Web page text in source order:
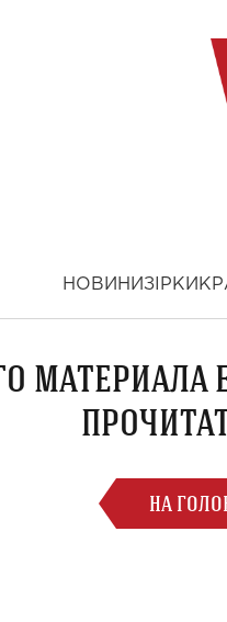
НОВИНИ ЗІРКИ
НА